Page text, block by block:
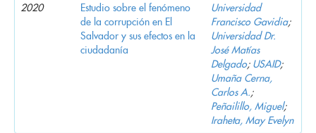
2020
Estudio sobre el fenómeno
de la corrupción en El
Salvador y sus efectos en la
ciudadanía
Universidad
Francisco Gavidia;
Universidad Dr.
José Matías
Delgado; USAID;
Umaña Cerna,
Carlos A.;
Peñailillo, Miguel;
Iraheta, May Evelyn